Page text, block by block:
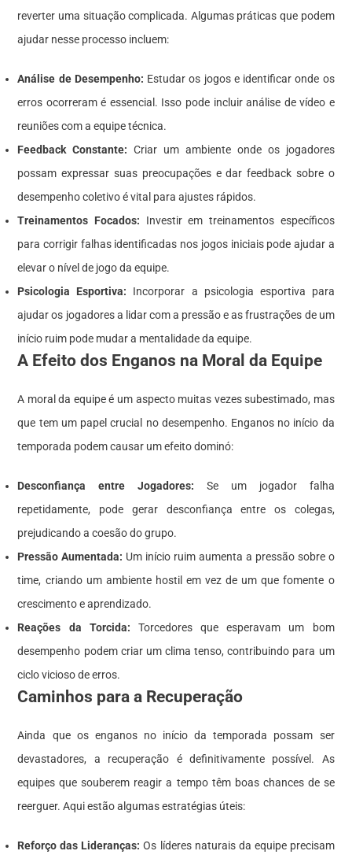
reverter uma situação complicada. Algumas práticas que podem
ajudar nesse processo incluem:
Análise de Desempenho: Estudar os jogos e identificar onde os
erros ocorreram é essencial. Isso pode incluir análise de vídeo e
reuniões com a equipe técnica.
Feedback Constante: Criar um ambiente onde os jogadores
possam expressar suas preocupações e dar feedback sobre o
desempenho coletivo é vital para ajustes rápidos.
Treinamentos Focados: Investir em treinamentos específicos
para corrigir falhas identificadas nos jogos iniciais pode ajudar a
elevar o nível de jogo da equipe.
Psicologia Esportiva: Incorporar a psicologia esportiva para
ajudar os jogadores a lidar com a pressão e as frustrações de um
início ruim pode mudar a mentalidade da equipe.
A Efeito dos Enganos na Moral da Equipe
A moral da equipe é um aspecto muitas vezes subestimado, mas
que tem um papel crucial no desempenho. Enganos no início da
temporada podem causar um efeito dominó:
Desconfiança entre Jogadores: Se um jogador falha
repetidamente, pode gerar desconfiança entre os colegas,
prejudicando a coesão do grupo.
Pressão Aumentada: Um início ruim aumenta a pressão sobre o
time, criando um ambiente hostil em vez de um que fomente o
crescimento e aprendizado.
Reações da Torcida: Torcedores que esperavam um bom
desempenho podem criar um clima tenso, contribuindo para um
ciclo vicioso de erros.
Caminhos para a Recuperação
Ainda que os enganos no início da temporada possam ser
devastadores, a recuperação é definitivamente possível. As
equipes que souberem reagir a tempo têm boas chances de se
reerguer. Aqui estão algumas estratégias úteis:
Reforço das Lideranças: Os líderes naturais da equipe precisam